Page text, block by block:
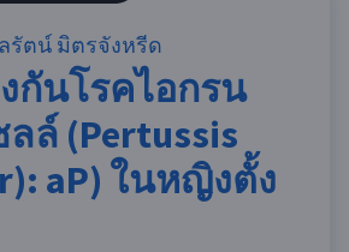
รัตน์ มิตรจังหรีด
กันโรคไอกรน
ล์ (Pertussis
aP) ในหญิงตั้ง